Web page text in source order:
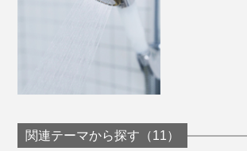
関連テーマから探す（11）